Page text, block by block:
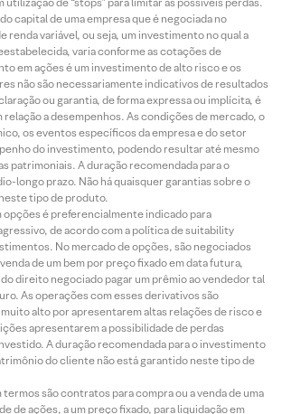
capital de uma empresa que é negociada no
renda variável, ou seja, um investimento no qual a
varia conforme as cotações de
em ações é um investimento de alto risco e os
não são necessariamente indicativos de resultados
ou garantia, de forma expressa ou implícita, é
a desempenhos. As condições de mercado, o
os eventos específicos da empresa e do setor
do investimento, podendo resultar até mesmo
patrimoniais. A duração recomendada para o
longo prazo. Não há quaisquer garantias sobre o
tipo de produto.
opções é preferencialmente indicado para
de acordo com a política de suitability
No mercado de opções, são negociados
de um bem por preço fixado em data futura,
direito negociado pagar um prêmio ao vendedor tal
As operações com esses derivativos são
alto por apresentarem altas relações de risco e
apresentarem a possibilidade de perdas
A duração recomendada para o investimento
do cliente não está garantido neste tipo de
são contratos para compra ou a venda de uma
de ações, a um preço fixado, para liquidação em